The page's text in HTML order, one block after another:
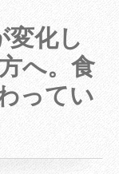
化し
へ。食
ってい